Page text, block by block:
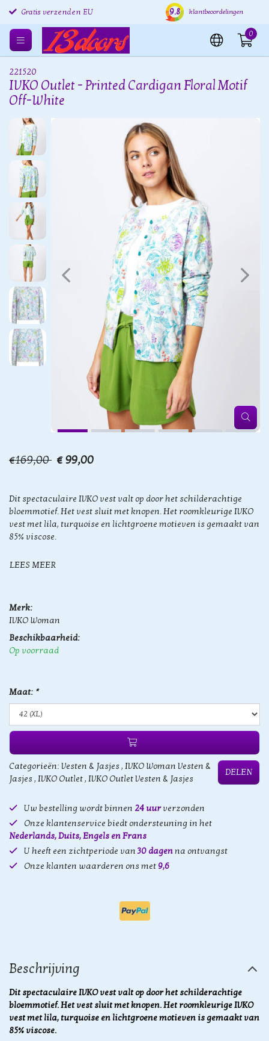
Gratis retourneren EU Verzending binnen 24 uur
9.8 klantbeoordelingen
0
221520
IVKO Outlet - Printed Cardigan Floral Motif
Off-White
€169,00 € 99,00
Dit spectaculaire IVKO vest valt op door het schilderachtige
bloemmotief. Het vest sluit met knopen. Het roomkleurige IVKO
vest met lila, turquoise en lichtgroene motieven is gemaakt van
85% viscose.
LEES MEER
Merk:
IVKO Woman
Beschikbaarheid:
Op voorraad
Maat: *
Categorieën: Vesten & Jasjes, IVKO Woman Vesten &
Jasjes, IVKO Outlet, IVKO Outlet Vesten & Jasjes
DELEN
Uw bestelling wordt binnen 24 uurverzonden
Onze klantenservice biedt ondersteuning in het
Nederlands, Duits, Engels en Frans
U heeft een zichtperiode van30 dagenna ontvangst
Onze klanten waarderen ons met 9,6
Beschrijving
Dit spectaculaire IVKO vest valt op door het schilderachtige
bloemmotief. Het vest sluit met knopen. Het roomkleurige IVKO
vest met lila, turquoise en lichtgroene motieven is gemaakt van
85% viscose.